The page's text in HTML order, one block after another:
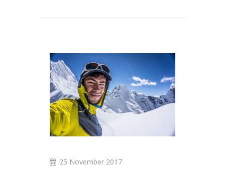
25 November 2017